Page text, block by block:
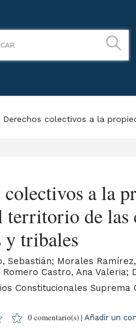
Derechos colectivos a la
colectivos a la
de las
y tribales
Sebastián; Morales
Castro, Ana Valeria;
Constitucionales
0 comentario(s) |Añadir un